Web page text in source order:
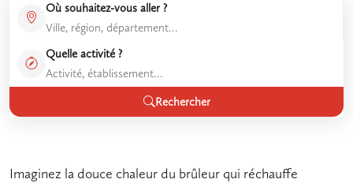
Où souhaitez-vous aller ?
Quelle activité ?
Rechercher
Imaginez la douce chaleur du brûleur qui réchauffe